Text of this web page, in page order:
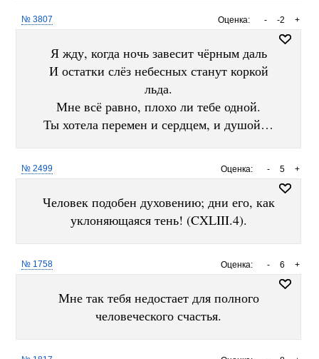
Оценка: +
-2
-
№ 3807
Я жду, когда ночь завесит чёрным даль
И остатки слёз небесных станут коркой
льда.
Мне всё равно, плохо ли тебе одной.
Ты хотела перемен и сердцем, и душой…
Оценка: +
5
-
№ 2499
Человек подобен духовению; дни его, как
уклоняющаяся тень! (CXLIII.4).
Оценка: +
6
-
№ 1758
Мне так тебя недостает для полного
человеческого счастья.